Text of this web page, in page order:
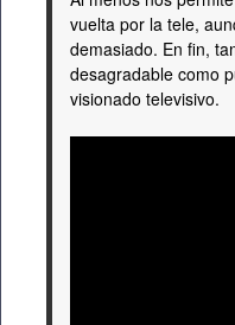
vuelta por la tele,
demasiado. En fin,
desagradable como
visionado televisivo.